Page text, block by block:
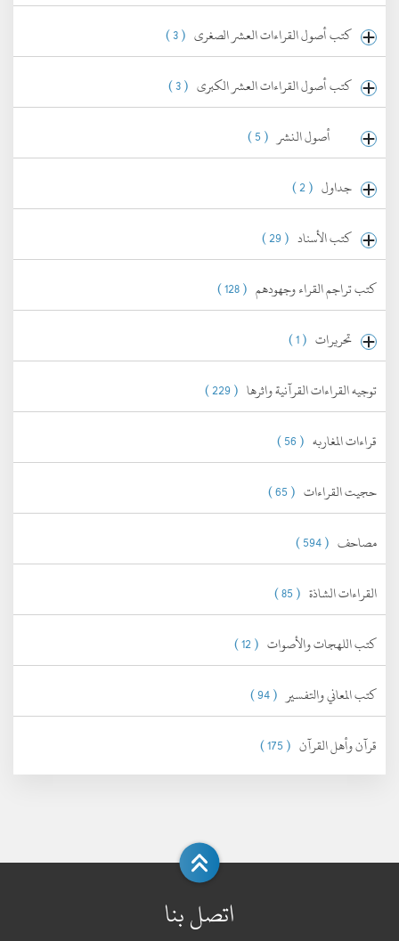
كتب أصول القراءات العشر الصغرى ( 3 )
كتب أصول القراءات العشر الكبرى ( 3 )
أصول النشر ( 5 )
جداول ( 2 )
كتب الأسناد ( 29 )
كتب تراجم القراء وجهودهم ( 128 )
تحريرات ( 1 )
توجيه القراءات القرآنية واثرها ( 229 )
قراءات المغاربه ( 56 )
حجيت القراءات ( 65 )
مصاحف ( 594 )
القراءات الشاذة ( 85 )
كتب اللهجات والأصوات ( 12 )
كتب المعاني والتفسير ( 94 )
قرآن وأهل القرآن ( 175 )
اتصل بنا